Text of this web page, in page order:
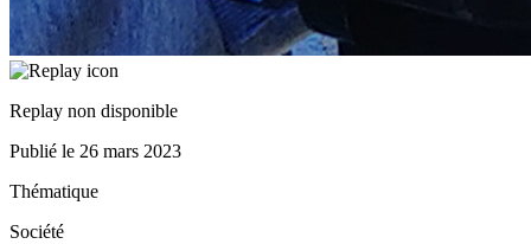
Replay non disponible
Publié le 26 mars 2023
Thématique
Société